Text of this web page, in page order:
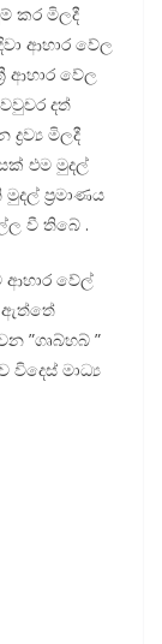
කර මිලදී
ආහාර වේල
ආහාර වේල
දත්
මිලදී
එම මුදල්
ප්‍රමාණය
වී තිබේ .
ආහාර වේල්
ඇත්තේ
”‍ගෘබ්හබ් ”‍
මාධ්‍ය